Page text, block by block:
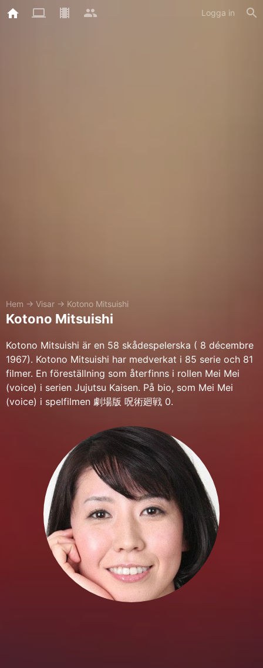
Logga in
Hem → Visar → Kotono Mitsuishi
Kotono Mitsuishi
Kotono Mitsuishi är en 58 skådespelerska ( 8 décembre
1967). Kotono Mitsuishi har medverkat i 85 serie och 81
filmer. En föreställning som återfinns i rollen Mei Mei
(voice) i serien Jujutsu Kaisen. På bio, som Mei Mei
(voice) i spelfilmen 劇場版 呪術廻戦 0.